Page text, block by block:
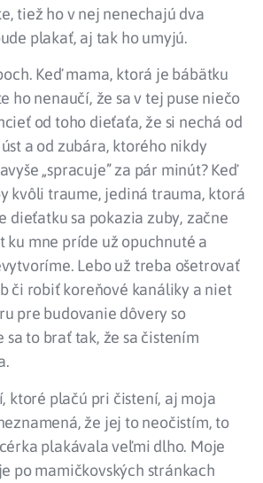
tiež ho v nej nenechajú dva
plakať, aj tak ho umyjú.
Keď mama, ktorá je bábätku
ho nenaučí, že sa v tej puse niečo
od toho dieťaťa, že si nechá od
a od zubára, ktorého nikdy
„spracuje” za pár minút? Keď
kvôli traume, jediná trauma, ktorá
dieťatku sa pokazia zuby, začne
ku mne príde už opuchnuté a
Lebo už treba ošetrovať
či robiť koreňové kanáliky a niet
pre budovanie dôvery so
sa to brať tak, že sa čistením
ktoré plačú pri čistení, aj moja
že jej to neočistím, to
plakávala veľmi dlho. Moje
po mamičkovských stránkach